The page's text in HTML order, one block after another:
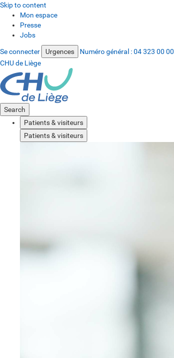
Skip to content
Mon espace
Presse
Jobs
Se connecter Urgences Numéro général :04 323 00 00
CHU de Liège
Search
Patients & visiteurs
Patients & visiteurs